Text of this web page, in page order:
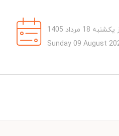
18 مرداد 1405
Sunday 09 August